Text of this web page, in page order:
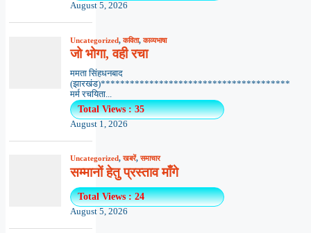
August 5, 2026
Uncategorized,कविता,काव्यभाषा
जो भोगा, वही रचा
ममता सिंहधनबाद
(झारखंड)***************************************
मर्म रचयिता...
Total Views : 35
August 1, 2026
Uncategorized,खबरें,समाचार
सम्मानों हेतु प्रस्ताव माँगे
Total Views : 24
August 5, 2026